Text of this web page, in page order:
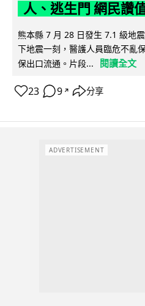
人、逃生門 網民讚
熊本縣 7 月 28 日發生 7.1 級地
下地震一刻，醫護人員臨危不亂
保出口流通。片段...
閱讀全文
23 9 ↗ 分享
ADVERTISEMENT